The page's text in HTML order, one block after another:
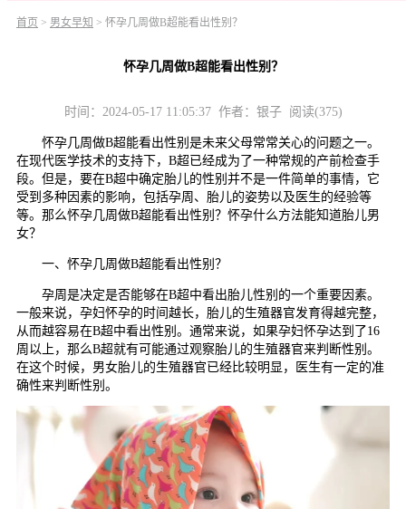
首页 > 男女早知 > 怀孕几周做B超能看出性别？
怀孕几周做B超能看出性别？
时间：2024-05-17 11:05:37 作者：银子 阅读(375)
怀孕几周做B超能看出性别是未来父母常常关心的问题之一。
在现代医学技术的支持下，B超已经成为了一种常规的产前检查手
段。但是，要在B超中确定胎儿的性别并不是一件简单的事情，它
受到多种因素的影响，包括孕周、胎儿的姿势以及医生的经验等
等。那么怀孕几周做B超能看出性别？怀孕什么方法能知道胎儿男
女？
一、怀孕几周做B超能看出性别？
孕周是决定是否能够在B超中看出胎儿性别的一个重要因素。
一般来说，孕妇怀孕的时间越长，胎儿的生殖器官发育得越完整，
从而越容易在B超中看出性别。通常来说，如果孕妇怀孕达到了16
周以上，那么B超就有可能通过观察胎儿的生殖器官来判断性别。
在这个时候，男女胎儿的生殖器官已经比较明显，医生有一定的准
确性来判断性别。